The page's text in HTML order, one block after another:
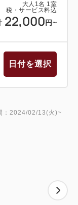
大人 1名 1室
税・サービス料込
22,000 円~
日付を選択
：2024/02/13(火)~